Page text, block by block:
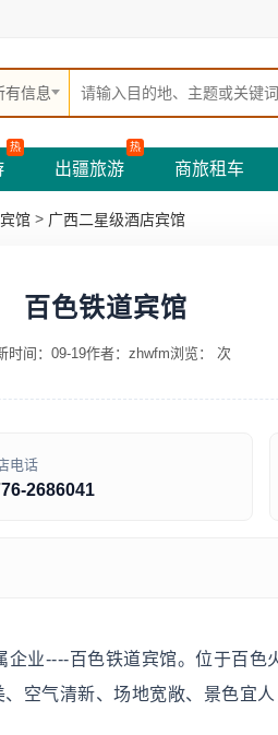
有信息
热
出疆旅游
热
商旅租车
馆 > 广西二星级酒店宾馆
百色铁道宾馆
时间：09-19作者：zhwfm浏览： 次
电话
2686041
业----百色铁道宾馆。位于百色
空气清新、场地宽敞、景色宜